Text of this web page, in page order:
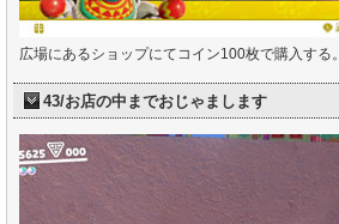
広場にあるショップにてコイン100枚で購入する。
43/お店の中までおじゃまします